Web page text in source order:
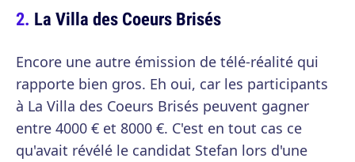
La Villa des Coeurs Brisés
Encore une autre émission de télé-réalité qui
rapporte bien gros. Eh oui, car les participants
à La Villa des Coeurs Brisés peuvent gagner
entre 4000 € et 8000 €. C'est en tout cas ce
qu'avait révélé le candidat Stefan lors d'une